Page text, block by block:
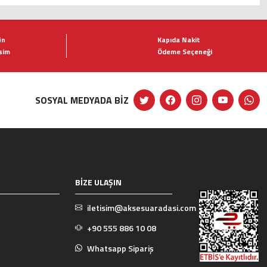
Kapıda Nakit
Ödeme Seçeneği
SOSYAL MEDYADA BİZ
BİZE ULAŞIN
iletisim@aksesuaradasi.com
+90 555 886 10 08
Whatsapp Sipariş